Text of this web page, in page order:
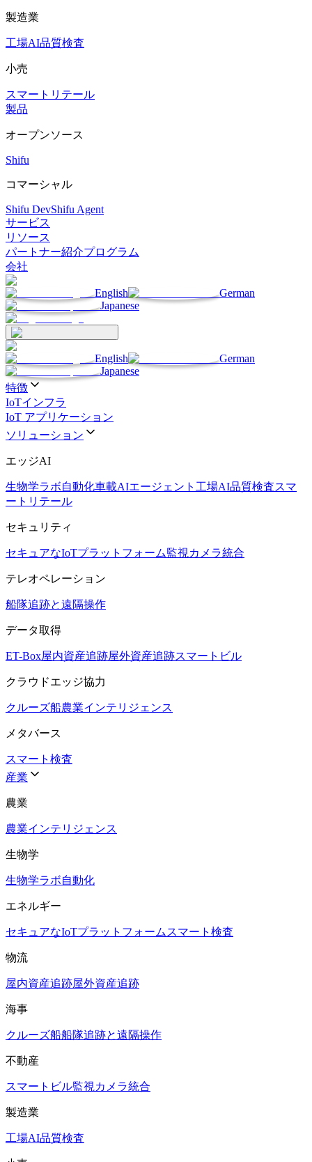
製造業
工場AI品質検査
小売
スマートリテール
製品
オープンソース
Shifu
コマーシャル
Shifu DevShifu Agent
サービス
リソース
パートナー紹介プログラム
会社
English
German
Japanese
English
German
Japanese
特徴
IoTインフラ
IoT アプリケーション
ソリューション
エッジAI
生物学ラボ自動化車載AIエージェント 工場AI品質検査スマ
ートリテール
セキュリティ
セキュアなIoTプラットフォーム監視カメラ統合
テレオペレーション
船隊追跡と遠隔操作
データ取得
ET-Box屋内資産追跡屋外資産追跡スマートビル
クラウドエッジ協力
クルーズ船農業インテリジェンス
メタバース
スマート検査
産業
農業
農業インテリジェンス
生物学
生物学ラボ自動化
エネルギー
セキュアなIoTプラットフォーム スマート検査
物流
屋内資産追跡屋外資産追跡
海事
クルーズ船船隊追跡と遠隔操作
不動産
スマートビル監視カメラ統合
製造業
工場AI品質検査